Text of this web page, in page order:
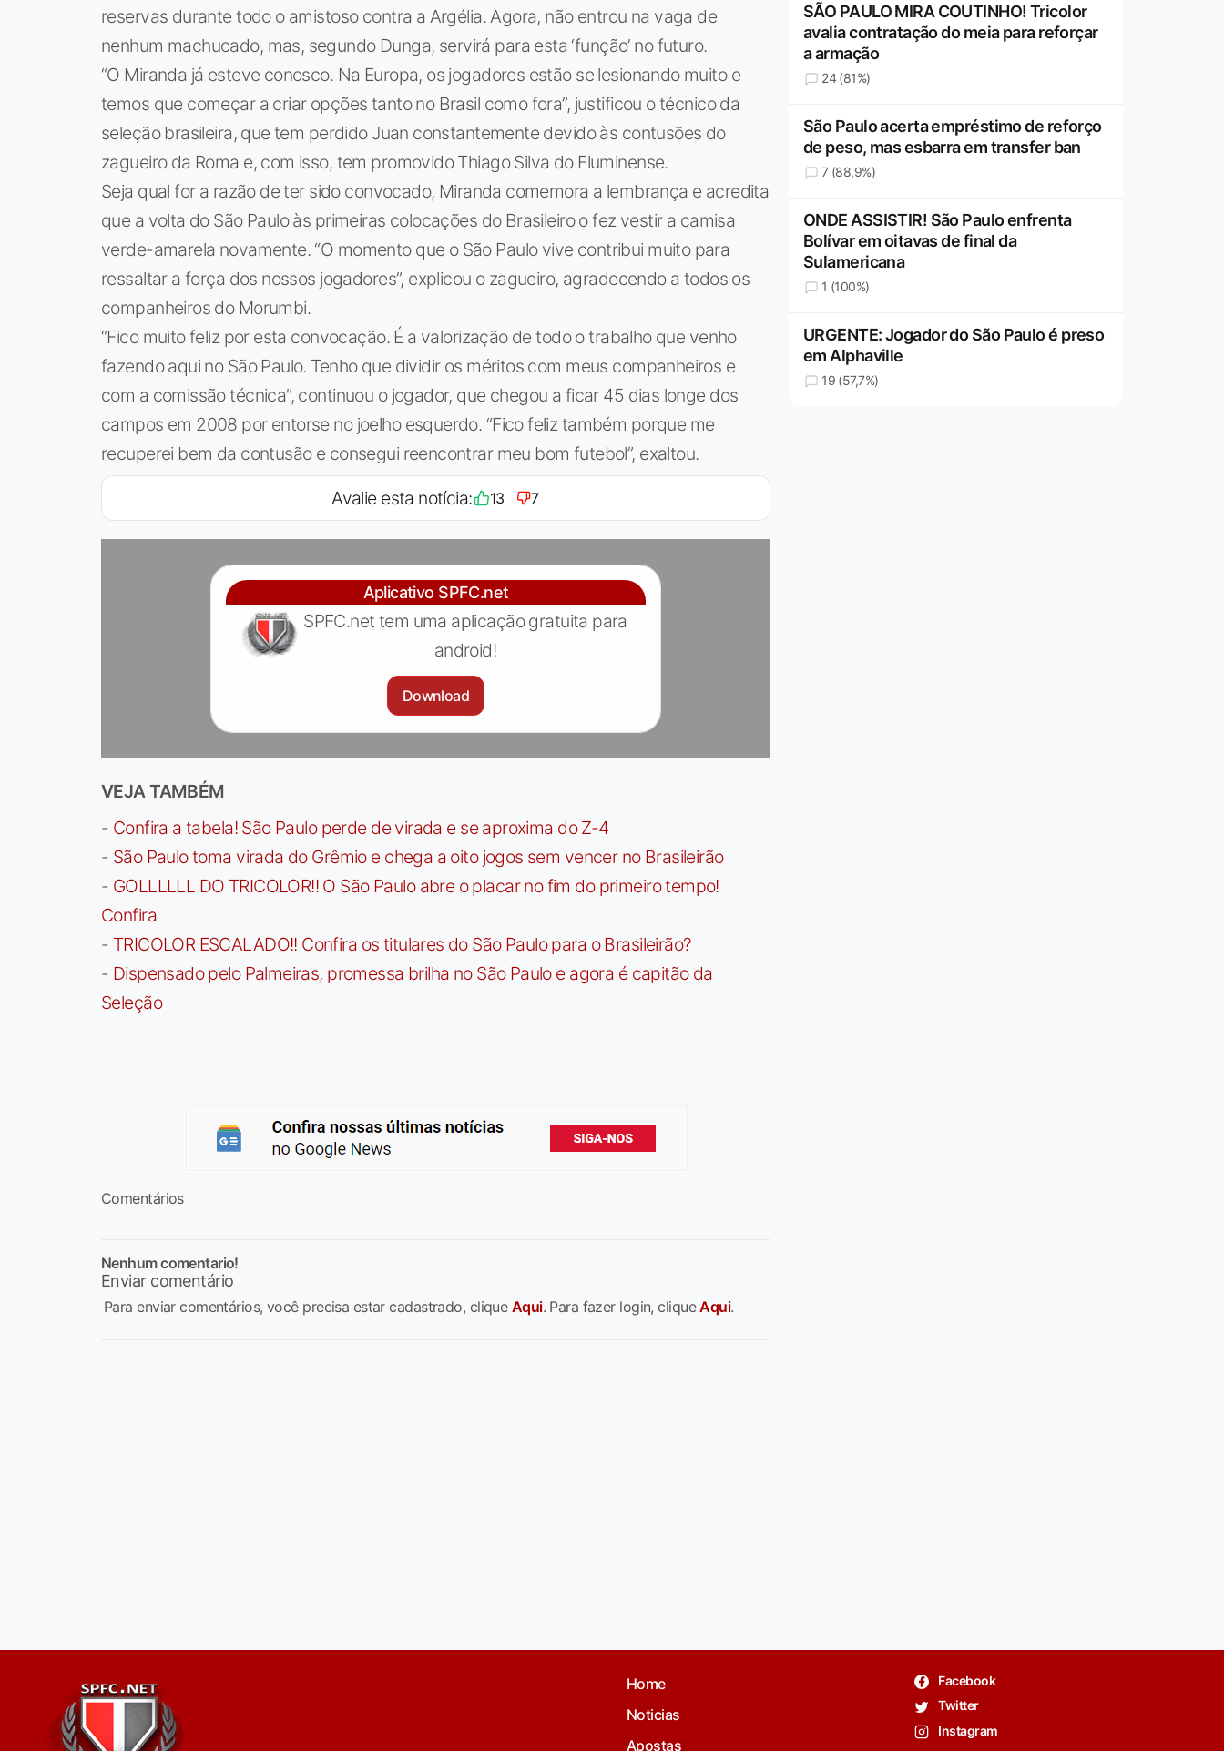
reservas durante todo o amistoso contra a Argélia. Agora, não entrou na vaga de
nenhum machucado, mas, segundo Dunga, servirá para esta ‘função’ no futuro.
“O Miranda já esteve conosco. Na Europa, os jogadores estão se lesionando muito e
temos que começar a criar opções tanto no Brasil como fora”, justificou o técnico da
seleção brasileira, que tem perdido Juan constantemente devido às contusões do
zagueiro da Roma e, com isso, tem promovido Thiago Silva do Fluminense.
Seja qual for a razão de ter sido convocado, Miranda comemora a lembrança e acredita
que a volta do São Paulo às primeiras colocações do Brasileiro o fez vestir a camisa
verde-amarela novamente. “O momento que o São Paulo vive contribui muito para
ressaltar a força dos nossos jogadores”, explicou o zagueiro, agradecendo a todos os
companheiros do Morumbi.
“Fico muito feliz por esta convocação. É a valorização de todo o trabalho que venho
fazendo aqui no São Paulo. Tenho que dividir os méritos com meus companheiros e
com a comissão técnica”, continuou o jogador, que chegou a ficar 45 dias longe dos
campos em 2008 por entorse no joelho esquerdo. “Fico feliz também porque me
recuperei bem da contusão e consegui reencontrar meu bom futebol”, exaltou.
Avalie esta notícia: 13 7
Aplicativo SPFC.net
SPFC.net tem uma aplicação gratuita para
android!
Download
VEJA TAMBÉM
- Confira a tabela! São Paulo perde de virada e se aproxima do Z-4
- São Paulo toma virada do Grêmio e chega a oito jogos sem vencer no Brasileirão
- GOLLLLLL DO TRICOLOR!! O São Paulo abre o placar no fim do primeiro tempo!
Confira
- TRICOLOR ESCALADO!! Confira os titulares do São Paulo para o Brasileirão?
- Dispensado pelo Palmeiras, promessa brilha no São Paulo e agora é capitão da
Seleção
Comentários
Nenhum comentario!
Enviar comentário
Para enviar comentários, você precisa estar cadastrado, clique Aqui. Para fazer login, cliqueAqui.
SÃO PAULO MIRA COUTINHO! Tricolor
avalia contratação do meia para reforçar
a armação
24 (81%)
São Paulo acerta empréstimo de reforço
de peso, mas esbarra em transfer ban
7 (88,9%)
ONDE ASSISTIR! São Paulo enfrenta
Bolívar em oitavas de final da
Sulamericana
1 (100%)
URGENTE: Jogador do São Paulo é preso
em Alphaville
19 (57,7%)
Home
Noticias
Apostas
Facebook
Twitter
Instagram